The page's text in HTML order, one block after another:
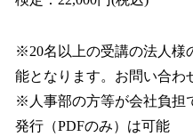
※20名以上の受講の法人様
能となります。お問い合わ
※人事部の方等が会社負担
発行（PDFのみ）は可能